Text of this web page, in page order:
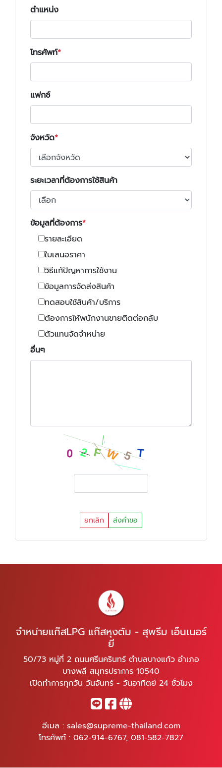
ตำแหน่ง
โทรศัพท์
แฟกซ์
จังหวัด
ระยะเวลาที่ต้องการใช้สินค้า
ข้อมูลที่ต้องการ
รายละเอียด
ใบเสนอราคา
วิธีแก้ปัญหาการใช้งาน
ข้อมูลการจัดส่งสินค้า
ทดสอบใช้สินค้า/บริการ
ต้องการให้พนักงานขายติดต่อกลับ
ตัวแทนจัดจำหน่าย
อื่นๆ
ยกเลิก ส่งคำขอ
จำหน่ายแก๊สLPG แก๊สหุงต้ม - สุพรีม เอ็นเนอร์
ยี
50/73 หมู่ที่ 2 ถนนศรีนครินทร์ ตำบลบางแก้ว อำเภอ
บางพลี สมุทรปราการ 10540
เปิดทำการทุกวัน วันจันทร์ - วันอาทิตย์ 24 ชั่วโมง
อีเมล : sales@supreme-thailand.com
โทรศัพท์ : 062-914-6767, 081-582-7827